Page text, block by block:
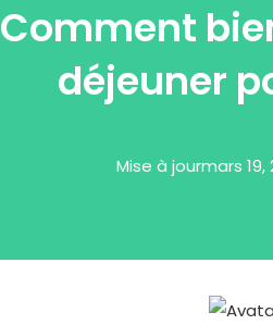
Comment
déjeuner
Mise à jourmars 19,